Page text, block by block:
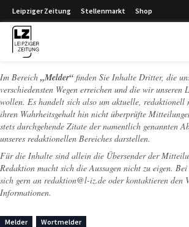
Leipziger Zeitung Stellenmarkt Shop
Im Bereich „Melder“ finden Sie Inhalte Dritter, die
verschiedensten Wegen erreichen und die wir unseren
wollen. Es handelt sich also um aktuelle, redaktionell
ihren Wahrheitsgehalt hin nicht überprüfte
stets durchgehende Zitate der namentlich genannten
unseres redaktionellen Bereiches darstellen.
Für die Inhalte sind allein die Übersender der
Redaktion macht sich die Aussagen nicht zu eigen.
sich gern an redaktion@l-iz.de oder kontaktieren den
Informationen.
Melder Wortmelder